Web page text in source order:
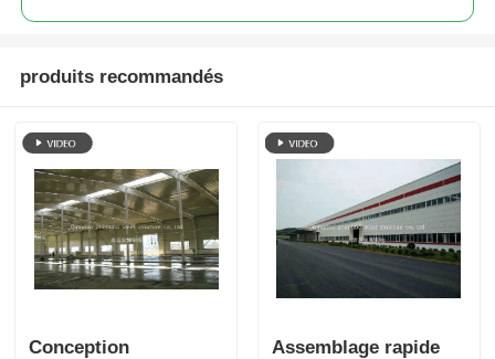
produits recommandés
Conception
Assemblage rapide